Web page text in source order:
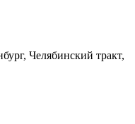
Челябинский тракт,